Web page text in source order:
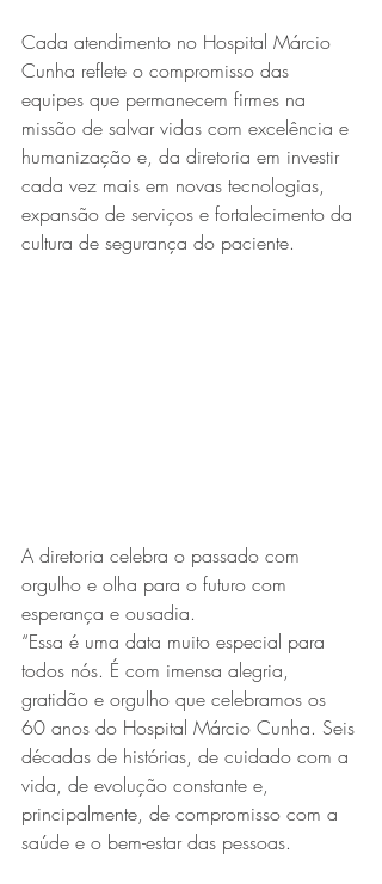
Cada atendimento no Hospital Márcio
Cunha reflete o compromisso das
equipes que permanecem firmes na
missão de salvar vidas com excelência e
humanização e, da diretoria em investir
cada vez mais em novas tecnologias,
expansão de serviços e fortalecimento da
cultura de segurança do paciente.
A diretoria celebra o passado com
orgulho e olha para o futuro com
esperança e ousadia.
“Essa é uma data muito especial para
todos nós. É com imensa alegria,
gratidão e orgulho que celebramos os
60 anos do Hospital Márcio Cunha. Seis
décadas de histórias, de cuidado com a
vida, de evolução constante e,
principalmente, de compromisso com a
saúde e o bem-estar das pessoas.